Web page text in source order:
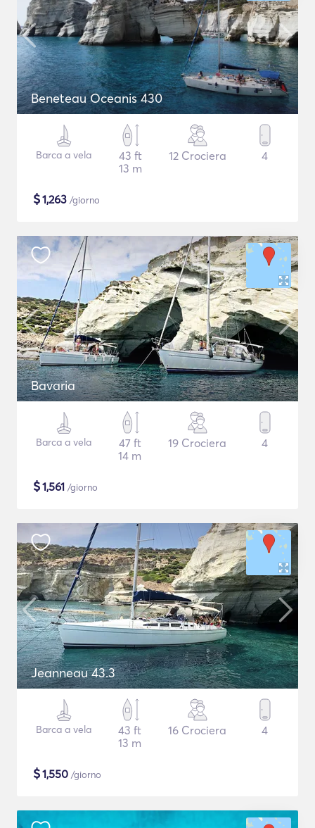
Beneteau Oceanis 430
Barca a vela
43 ft
13 m
12 Crociera 4
$1,263 /giorno
Bavaria
Barca a vela
47 ft
14 m
19 Crociera 4
$1,561 /giorno
Jeanneau 43.3
Barca a vela
43 ft
13 m
16 Crociera 4
$1,550 /giorno